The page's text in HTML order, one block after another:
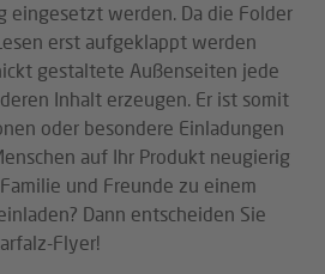
eingesetzt werden. Da die Folder
erst aufgeklappt werden
gestaltete Außenseiten jede
Inhalt erzeugen. Er ist somit
oder besondere Einladungen
auf Ihr Produkt neugierig
und Freunde zu einem
Dann entscheiden Sie
Flyer!